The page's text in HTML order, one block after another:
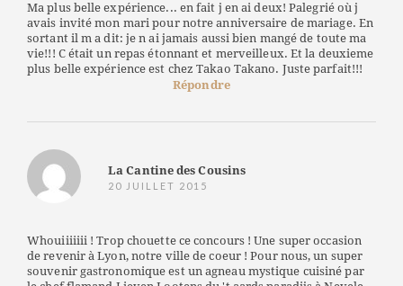
Ma plus belle expérience... en fait j en ai deux! Palegrié où j
avais invité mon mari pour notre anniversaire de mariage. En
sortant il m a dit: je n ai jamais aussi bien mangé de toute ma
vie!!! C était un repas étonnant et merveilleux. Et la deuxieme
plus belle expérience est chez Takao Takano. Juste parfait!!!
Répondre
La Cantine des Cousins
20 JUILLET 2015
Whouiiiiiii ! Trop chouette ce concours ! Une super occasion
de revenir à Lyon, notre ville de coeur ! Pour nous, un super
souvenir gastronomique est un agneau mystique cuisiné par